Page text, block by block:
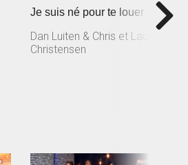
Je suis né pour te louer
Dan Luiten & Chris et Laura
Christensen